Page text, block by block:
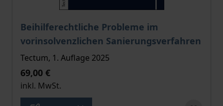
Beihilferechtliche Probleme im
vorinsolvenzlichen Sanierungsverfahren
Der Preis dieses Titels richtet sich nach der
Tectum, 1. Auflage 2025
69,00 €
inkl. MwSt.